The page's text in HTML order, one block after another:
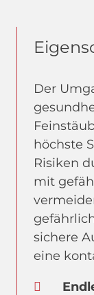
Der
höchste
Risiken
mit
sichere
eine